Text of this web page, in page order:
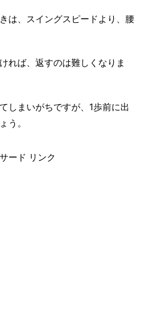
は、スイングスピードより、腰
れば、返すのは難しくなりま
しまいがちですが、1歩前に出
う。
ード リンク